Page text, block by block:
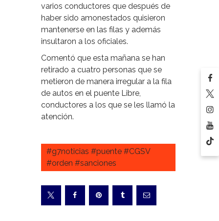
varios conductores que después de
haber sido amonestados quisieron
mantenerse en las filas y además
insultaron a los oficiales.
Comentó que esta mañana se han
retirado a cuatro personas que se
metieron de manera irregular a la fila
de autos en el puente Libre,
conductores a los que se les llamó la
atención.
#g7noticias #puente #CGSV
#orden #sanciones